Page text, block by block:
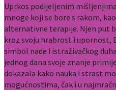
Uprkos podijeljenim
mnoge koji se bore s rakom,
alternativne terapije. Njen put
kroz svoju hrabrost i upornost,
simbol nade i istraživačkog
jednog dana svoje znanje
dokazala kako nauka i strast
mogućnostima, čak i u